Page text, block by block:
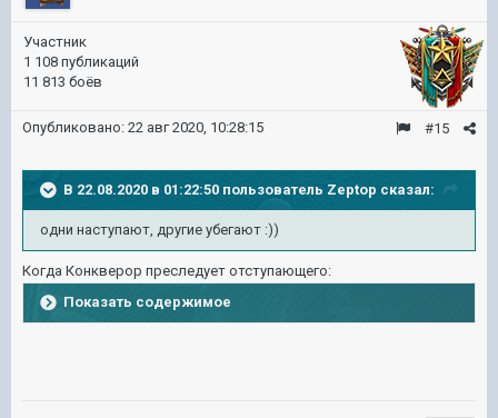
Участник
1 108 публикаций
11 813 боёв
#15
Опубликовано: 22 авг 2020, 10:28:15
В 22.08.2020 в 01:22:50 пользователь Zeptop сказал:
одни наступают, другие убегают :))
Когда Конкверор преследует отступающего:
Показать содержимое